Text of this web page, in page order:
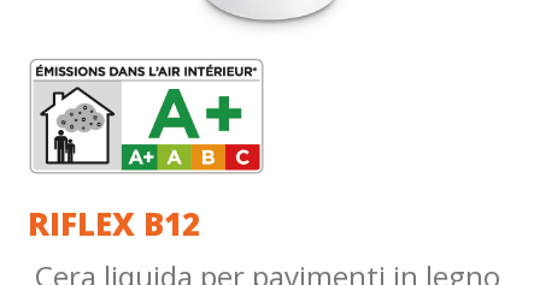
RIFLEX B12
Cera liquida per pavimenti in legno